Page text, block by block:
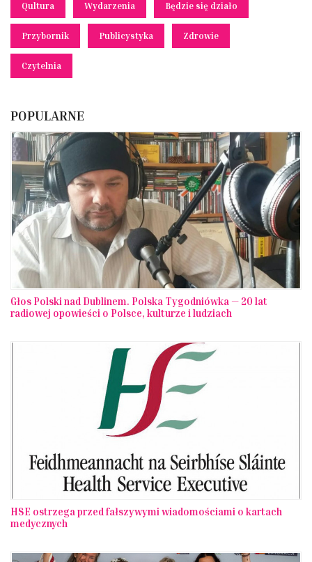
Qultura Wydarzenia Będzie się działo
Przybornik Publicystyka Zdrowie
Czytelnia
POPULARNE
Głos Polski nad Dublinem. Polska Tygodniówka — 20 lat
radiowej opowieści o Polsce, kulturze i ludziach
HSE ostrzega przed fałszywymi wiadomościami o kartach
medycznych